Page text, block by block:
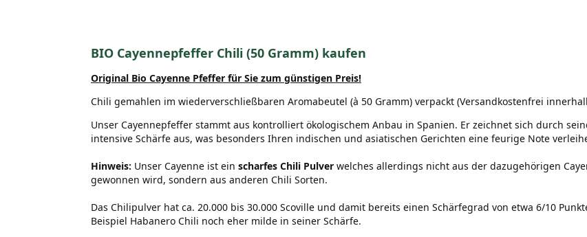
BIO Cayennepfeffer Chili (50 Gramm) kaufen
Original Bio Cayenne Pfeffer für Sie zum günstigen Preis!
Chili gemahlen im wiederverschließbaren Aromabeutel (à 50 Gramm) verpackt (Versandkostenfrei
Unser Cayennepfeffer stammt aus kontrolliert ökologischem Anbau in Spanien. Er zeichnet sich durch
intensive Schärfe aus, was besonders Ihren indischen und asiatischen Gerichten eine feurige Note
Hinweis: Unser Cayenne ist ein scharfes Chili Pulver welches allerdings nicht aus der dazugehörigen
gewonnen wird, sondern aus anderen Chili Sorten.
Das Chilipulver hat ca. 20.000 bis 30.000 Scoville und damit bereits einen Schärfegrad von etwa 6/10
Beispiel Habanero Chili noch eher milde in seiner Schärfe.